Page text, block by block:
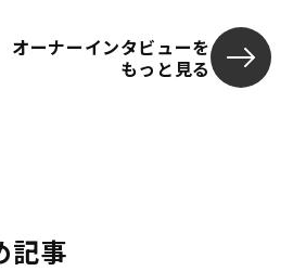
オーナーインタビューを
もっと見る
記事